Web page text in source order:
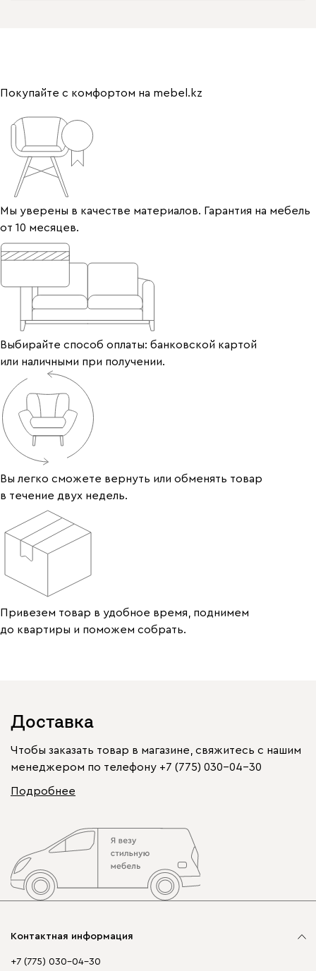
Покупайте с комфортом на mebel.kz
Мы уверены в качестве материалов. Гарантия на мебель
от 10 месяцев.
Выбирайте способ оплаты: банковской картой
или наличными при получении.
Вы легко сможете вернуть или обменять товар
в течение двух недель.
Привезем товар в удобное время, поднимем
до квартиры и поможем собрать.
Доставка
Чтобы заказать товар в магазине, свяжитесь с нашим
менеджером по телефону +7 (775) 030-04-30
Подробнее
Контактная информация
+7 (775) 030-04-30